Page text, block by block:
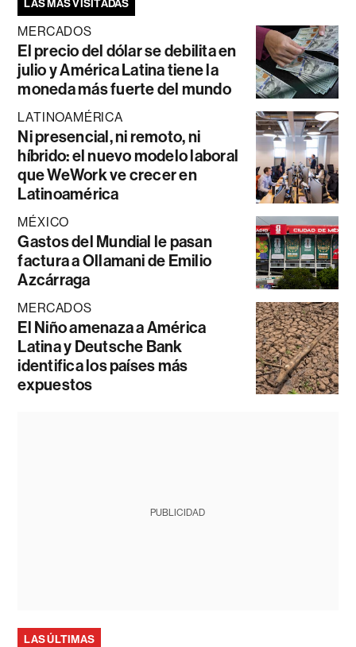
LAS MÁS VISITADAS
MERCADOS
El precio del dólar se debilita en
julio y América Latina tiene la
moneda más fuerte del mundo
LATINOAMÉRICA
Ni presencial, ni remoto, ni
híbrido: el nuevo modelo laboral
que WeWork ve crecer en
Latinoamérica
MÉXICO
Gastos del Mundial le pasan
factura a Ollamani de Emilio
Azcárraga
MERCADOS
El Niño amenaza a América
Latina y Deutsche Bank
identifica los países más
expuestos
PUBLICIDAD
LAS ÚLTIMAS